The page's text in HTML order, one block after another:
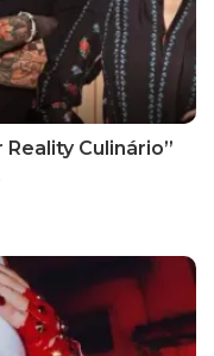
Culinário”